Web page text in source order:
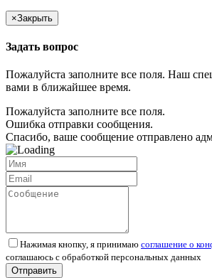
×Закрыть
Задать вопрос
Пожалуйста заполните все поля. Наш
вами в ближайшее время.
Пожалуйста заполните все поля.
Ошибка отправки сообщения.
Спасибо, ваше сообщение отправлено
Нажимая кнопку, я принимаю соглашение о
соглашаюсь с обработкой персональных данных
Отправить